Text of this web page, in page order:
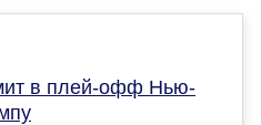
в плей-офф Нью-